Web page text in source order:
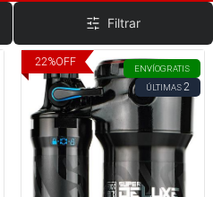
Filtrar
22%OFF
ENVÍOGRATIS
ÚLTIMAS2